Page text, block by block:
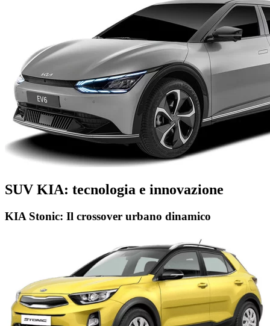
SUV KIA: tecnologia e innovazione
KIA Stonic: Il crossover urbano dinamico